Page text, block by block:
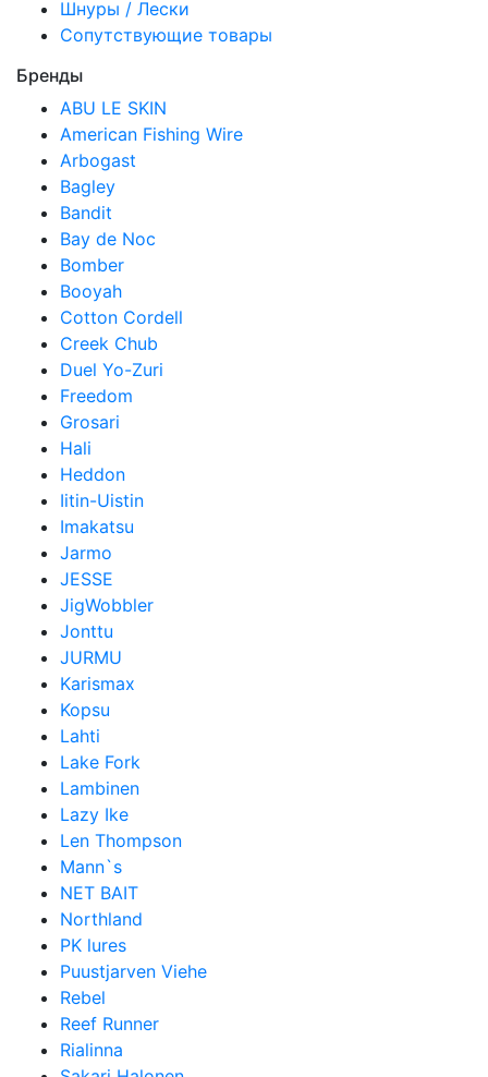
Шнуры / Лески
Сопутствующие товары
Бренды
ABU LE SKIN
American Fishing Wire
Arbogast
Bagley
Bandit
Bay de Noc
Bomber
Booyah
Cotton Cordell
Creek Chub
Duel Yo-Zuri
Freedom
Grosari
Hali
Heddon
Iitin-Uistin
Imakatsu
Jarmo
JESSE
JigWobbler
Jonttu
JURMU
Karismax
Kopsu
Lahti
Lake Fork
Lambinen
Lazy Ike
Len Thompson
Mann`s
NET BAIT
Northland
PK lures
Puustjarven Viehe
Rebel
Reef Runner
Rialinna